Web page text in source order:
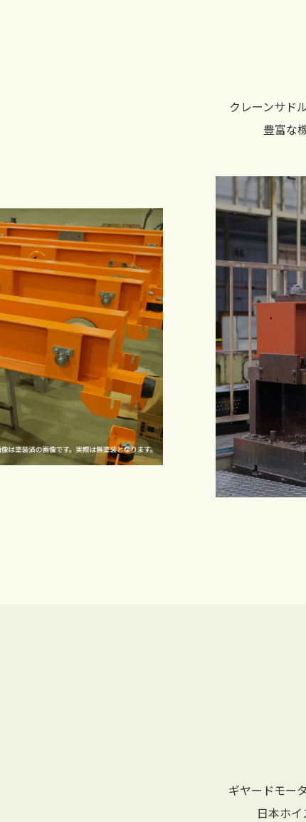
クレーンサド
豊富な
ギヤードモー
日本ホ